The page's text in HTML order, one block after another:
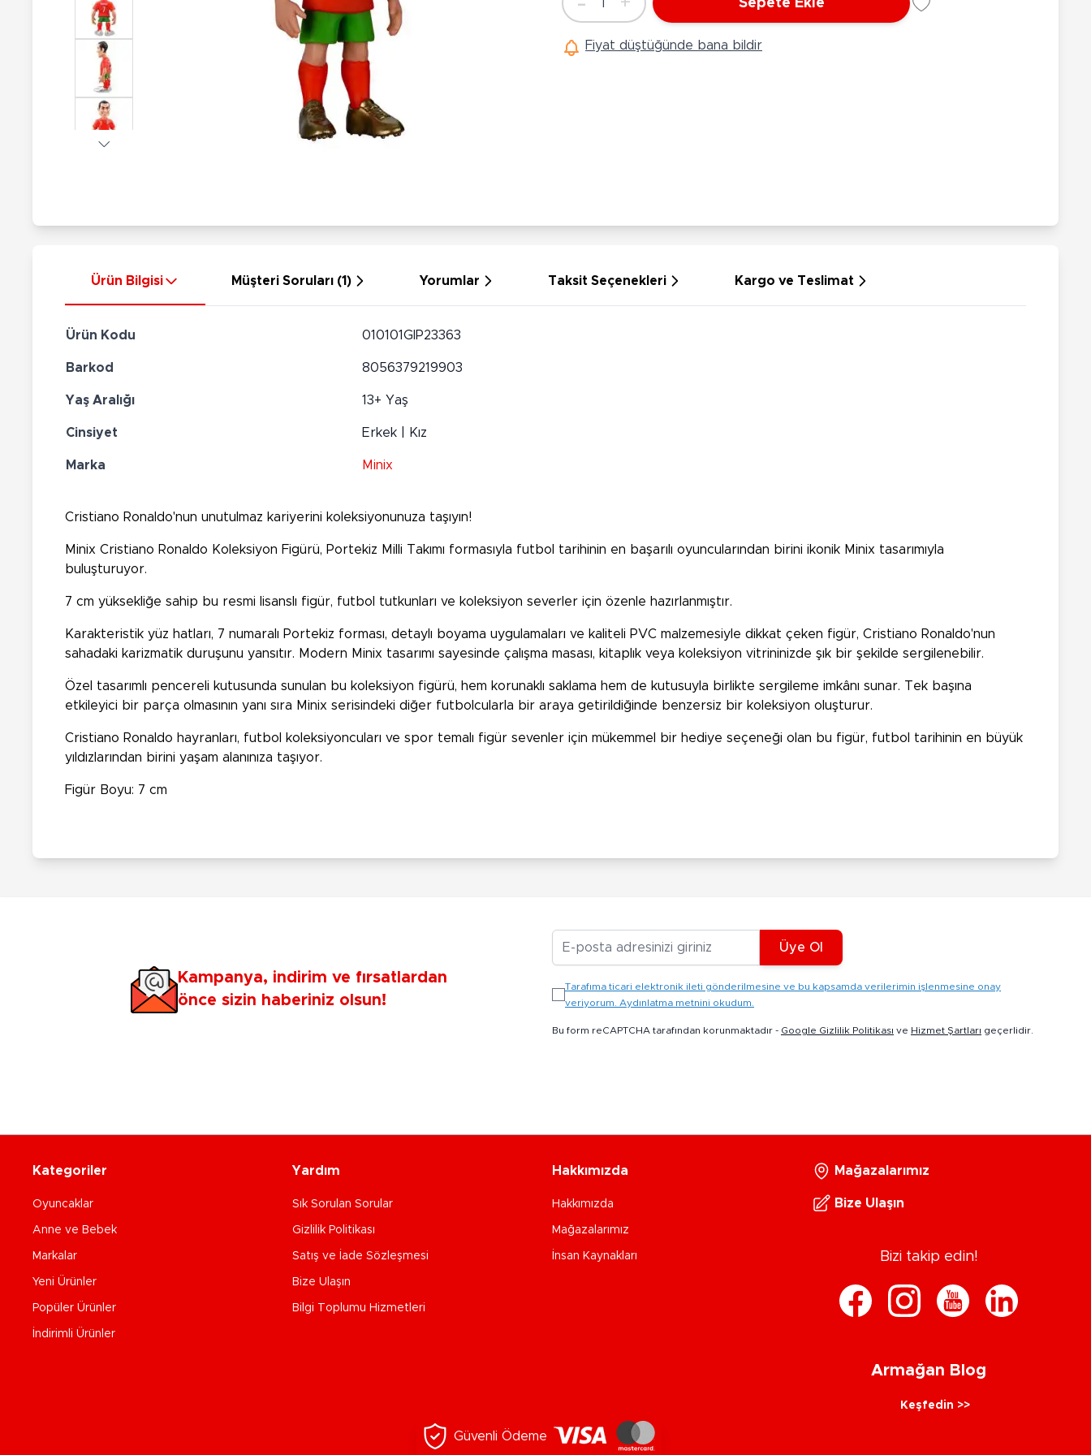
Hayvan Figürler
Çeşitli Figürler
Koleksiyon Figürler
Elektronik Ürünler
Hobi Oyuncakları
Çeşitli Eğlence Oyuncakları
El İşi Setleri
Bebek Araç Gereçleri
Ürünleri
Akülü Araçlar
Bin Git Araçlar
Çeşitli Peluşlar
Adet
1 Sepete Ekle
Fiyat düştüğünde bana bildir
Ürün Bilgisi Müşteri Soruları (1) Yorumlar Taksit Seçenekleri Kargo ve Teslimat
Ürün Kodu 010101GIP23363
Barkod 8056379219903
Yaş Aralığı 13+ Yaş
Cinsiyet Erkek | Kız
Marka Minix
Cristiano Ronaldo'nun unutulmaz kariyerini koleksiyonunuza taşıyın!
Minix Cristiano Ronaldo Koleksiyon Figürü, Portekiz Milli Takımı formasıyla futbol tarihinin en başarılı oyuncularından birini ikonik Minix tasarımıyla
buluşturuyor.
7 cm yüksekliğe sahip bu resmi lisanslı figür, futbol tutkunları ve koleksiyon severler için özenle hazırlanmıştır.
Karakteristik yüz hatları, 7 numaralı Portekiz forması, detaylı boyama uygulamaları ve kaliteli PVC malzemesiyle dikkat çeken figür, Cristiano Ronaldo'nun
sahadaki karizmatik duruşunu yansıtır. Modern Minix tasarımı sayesinde çalışma masası, kitaplık veya koleksiyon vitrininizde şık bir şekilde sergilenebilir.
Özel tasarımlı pencereli kutusunda sunulan bu koleksiyon figürü, hem korunaklı saklama hem de kutusuyla birlikte sergileme imkânı sunar. Tek başına
etkileyici bir parça olmasının yanı sıra Minix serisindeki diğer futbolcularla bir araya getirildiğinde benzersiz bir koleksiyon oluşturur.
Cristiano Ronaldo hayranları, futbol koleksiyoncuları ve spor temalı figür sevenler için mükemmel bir hediye seçeneği olan bu figür, futbol tarihinin en büyük
yıldızlarından birini yaşam alanınıza taşıyor.
Figür Boyu: 7 cm
Kampanya, indirim ve fırsatlardan
önce sizin haberiniz olsun!
E-posta Adresiniz
Üye Ol
Tarafıma ticari elektronik ileti gönderilmesine ve bu kapsamda verilerimin işlenmesine onay
veriyorum. Aydınlatma metnini okudum.
Bu form reCAPTCHA tarafından korunmaktadır - Google Gizlilik Politikası ve Hizmet Şartları geçerlidir.
Kategoriler
Oyuncaklar
Anne ve Bebek
Markalar
Yeni Ürünler
Popüler Ürünler
İndirimli Ürünler
Yardım
Sık Sorulan Sorular
Gizlilik Politikası
Satış ve İade Sözleşmesi
Bize Ulaşın
Bilgi Toplumu Hizmetleri
Hakkımızda
Hakkımızda
Mağazalarımız
İnsan Kaynakları
Mağazalarımız
Bize Ulaşın
Bizi takip edin!
Armağan Blog
Keşfedin >>
Güvenli Ödeme